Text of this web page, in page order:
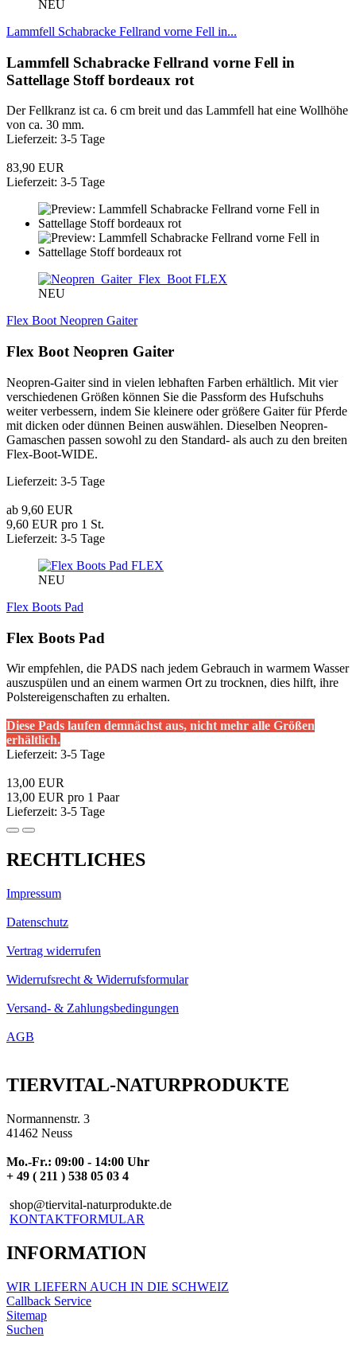
NEU
Lammfell Schabracke Fellrand vorne Fell in...
Lammfell Schabracke Fellrand vorne Fell in
Sattellage Stoff bordeaux rot
Der Fellkranz ist ca. 6 cm breit und das Lammfell hat eine Wollhöhe
von ca. 30 mm.
Lieferzeit: 3-5 Tage
83,90 EUR
Lieferzeit: 3-5 Tage
FLEX
NEU
Flex Boot Neopren Gaiter
Flex Boot Neopren Gaiter
Neopren-Gaiter sind in vielen lebhaften Farben erhältlich. Mit vier
verschiedenen Größen können Sie die Passform des Hufschuhs
weiter verbessern, indem Sie kleinere oder größere Gaiter für Pferde
mit dicken oder dünnen Beinen auswählen. Dieselben Neopren-
Gamaschen passen sowohl zu den Standard- als auch zu den breiten
Flex-Boot-WIDE.
Lieferzeit: 3-5 Tage
ab 9,60 EUR
9,60 EUR pro 1 St.
Lieferzeit: 3-5 Tage
FLEX
NEU
Flex Boots Pad
Flex Boots Pad
Wir empfehlen, die PADS nach jedem Gebrauch in warmem Wasser
auszuspülen und an einem warmen Ort zu trocknen, dies hilft, ihre
Polstereigenschaften zu erhalten.
Diese Pads laufen demnächst aus, nicht mehr alle Größen
erhältlich.
Lieferzeit: 3-5 Tage
13,00 EUR
13,00 EUR pro 1 Paar
Lieferzeit: 3-5 Tage
RECHTLICHES
Impressum
Datenschutz
Vertrag widerrufen
Widerrufsrecht & Widerrufsformular
Versand- & Zahlungsbedingungen
AGB
TIERVITAL-NATURPRODUKTE
Normannenstr. 3
41462 Neuss
Mo.-Fr.: 09:00 - 14:00 Uhr
+ 49 ( 211 ) 538 05 03 4
shop@tiervital-naturprodukte.de
KONTAKTFORMULAR
INFORMATION
WIR LIEFERN AUCH IN DIE SCHWEIZ
Callback Service
Sitemap
Suchen